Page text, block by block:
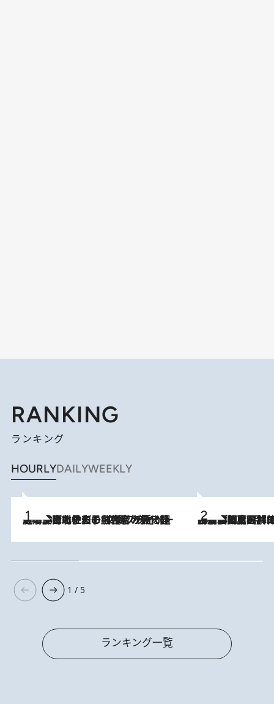
RANKING
ランキング
HOURLYDAILYWEEKLY
2026.8.3
《「文士の子ども被害者の会」発足！》阿川佐和子（72）が語る遠藤周作に北杜夫、劇作家・矢代静一の子どもたちの“文豪プライベート事件簿” 2026.8.8
「最後に見られてよかった」上野動物園の東園パンダ舎が解体前に特別公開。8月16日まで延長されたパネル展と共に辿る“半世紀”のパンダ飼育《解体工事の図面あり》
1 / 5
ランキング一覧